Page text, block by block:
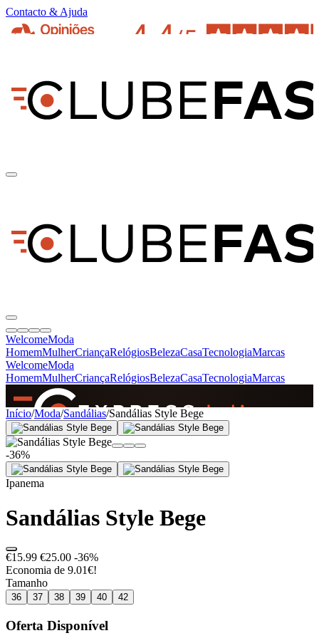
Contacto & Ajuda
WelcomeModa
HomemMulherCriançaRelógiosBelezaCasaTecnologiaMarcas
WelcomeModa
HomemMulherCriançaRelógiosBelezaCasaTecnologiaMarcas
SINCE 2005
+de 36.000 reviews
Início/Moda/Sandálias/Sandálias Style Bege
-36%
Ipanema
Sandálias Style Bege
€15.99 €25.00 -36%
Economia de 9.01€!
Tamanho
36 37 38 39 40 42
Oferta Disponível